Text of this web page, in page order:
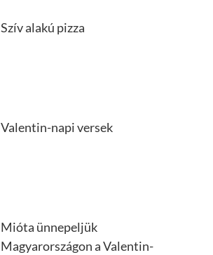
Szív alakú pizza
Valentin-napi versek
Mióta ünnepeljük
Magyarországon a Valentin-